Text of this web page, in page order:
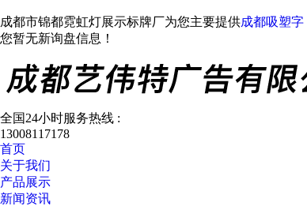
成都市锦都霓虹灯展示标牌厂为您主要提供成都吸塑字
您暂无新询盘信息！
全国24小时服务热线 :
13008117178
首页
关于我们
产品展示
新闻资讯